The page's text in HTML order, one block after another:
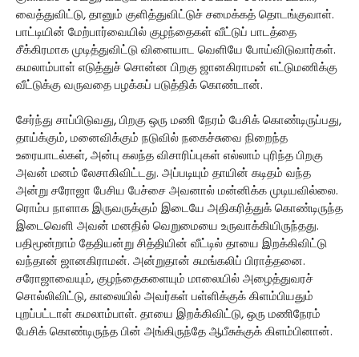
வைத்துவிட்டு, தானும் குளித்துவிட்டுச் சமைக்கத் தொடங்குவாள்.
பாட்டியின் மேற்பார்வையில் குழந்தைகள் வீட்டுப் பாடத்தை
சீக்கிரமாக முடித்துவிட்டு விளையாட வெளியே போய்விடுவார்கள்.
கமலாம்பாள் எடுத்துச் சொன்ன பிறகு ஜானகிராமன் எட்டுமணிக்கு
வீட்டுக்கு வருவதை பழக்கப் படுத்திக் கொண்டான்.
சேர்ந்து சாப்பிடுவது, பிறகு ஒரு மணி நேரம் பேசிக் கொண்டிருப்பது,
தாய்க்கும், மனைவிக்கும் நடுவில் நகைச்சுவை நிறைந்த
உரையாடல்கள், அன்பு கலந்த விசாரிப்புகள் எல்லாம் புரிந்த பிறகு
அவன் மனம் லேசாகிவிட்டது. அப்படியும் தாயின் கடிதம் வந்த
அன்று சரோஜா பேசிய பேச்சை அவனால் மன்னிக்க முடியவில்லை.
ரொம்ப நாளாக இருவருக்கும் இடையே அதிகரித்துக் கொண்டிருந்த
இடைவெளி அவன் மனதில் வெறுமையை உருவாக்கியிருந்தது.
பதிமூன்றாம் தேதியன்று சித்தியின் வீட்டில் தாயை இறக்கிவிட்டு
வந்தான் ஜானகிராமன். அன்றுதான் சுமங்கலிப் பிராத்தனை.
சரோஜாவையும், குழந்தைகளையும் மாலையில் அழைத்துவரச்
சொல்லிவிட்டு, காலையில் அவர்கள் பள்ளிக்குக் கிளம்பியதும்
புறப்பட்டாள் கமலாம்பாள். தாயை இறக்கிவிட்டு, ஒரு மணிநேரம்
பேசிக் கொண்டிருந்த பின் அங்கிருந்தே ஆபீசுக்குக் கிளம்பினான்.